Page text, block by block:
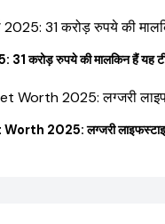
31 करोड़ रुपये की मालकिन हैं यह
2025: लग्जरी